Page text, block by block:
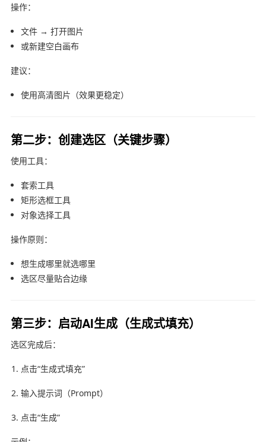
操作：
文件 → 打开图片
或新建空白画布
建议：
使用高清图片（效果更稳定）
第二步：创建选区（关键步骤）
使用工具：
套索工具
矩形选框工具
对象选择工具
操作原则：
想生成哪里就选哪里
选区尽量贴合边缘
第三步：启动AI生成（生成式填充）
选区完成后：
点击“生成式填充”
输入提示词（Prompt）
点击“生成”